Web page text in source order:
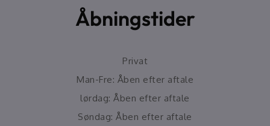
Åbningstider
Privat
Man-Fre: Åben efter aftale
lørdag: Åben efter aftale
Søndag: Åben efter aftale